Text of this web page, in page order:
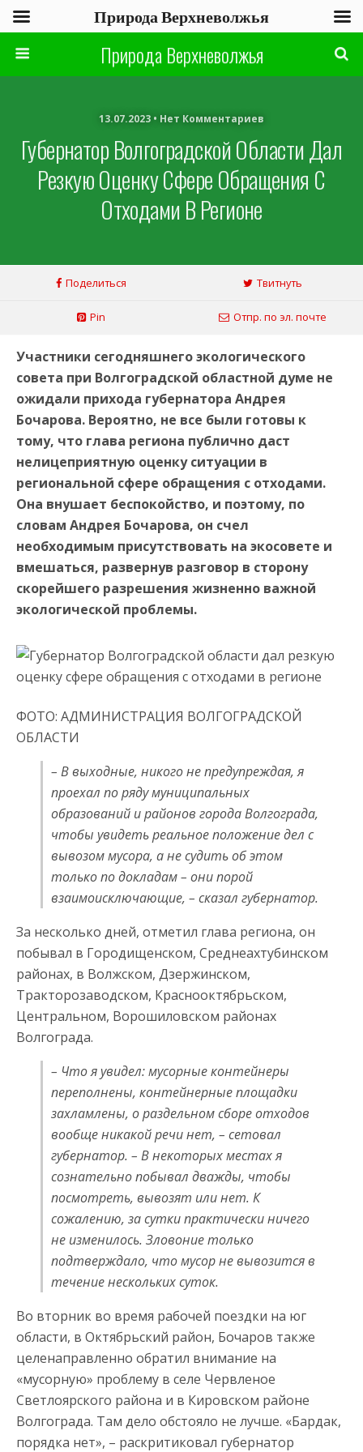
Природа Верхневолжья
13.07.2023 • Нет Комментариев
Губернатор Волгоградской Области Дал
Резкую Оценку Сфере Обращения С
Отходами В Регионе
Поделиться Твитнуть
Pin Отпр. по эл. почте
Участники сегодняшнего экологического
совета при Волгоградской областной думе не
ожидали прихода губернатора Андрея
Бочарова. Вероятно, не все были готовы к
тому, что глава региона публично даст
нелицеприятную оценку ситуации в
региональной сфере обращения с отходами.
Она внушает беспокойство, и поэтому, по
словам Андрея Бочарова, он счел
необходимым присутствовать на экосовете и
вмешаться, развернув разговор в сторону
скорейшего разрешения жизненно важной
экологической проблемы.
ФОТО: АДМИНИСТРАЦИЯ ВОЛГОГРАДСКОЙ
ОБЛАСТИ
– В выходные, никого не предупреждая, я
проехал по ряду муниципальных
образований и районов города Волгограда,
чтобы увидеть реальное положение дел с
вывозом мусора, а не судить об этом
только по докладам – они порой
взаимоисключающие, – сказал губернатор.
За несколько дней, отметил глава региона, он
побывал в Городищенском, Среднеахтубинском
районах, в Волжском, Дзержинском,
Тракторозаводском, Краснооктябрьском,
Центральном, Ворошиловском районах
Волгограда.
– Что я увидел: мусорные контейнеры
переполнены, контейнерные площадки
захламлены, о раздельном сборе отходов
вообще никакой речи нет, – сетовал
губернатор. – В некоторых местах я
сознательно побывал дважды, чтобы
посмотреть, вывозят или нет. К
сожалению, за сутки практически ничего
не изменилось. Зловоние только
подтверждало, что мусор не вывозится в
течение нескольких суток.
Во вторник во время рабочей поездки на юг
области, в Октябрьский район, Бочаров также
целенаправленно обратил внимание на
«мусорную» проблему в селе Червленое
Светлоярского района и в Кировском районе
Волгограда. Там дело обстояло не лучше. «Бардак,
порядка нет», – раскритиковал губернатор
Природа Верхневолжья